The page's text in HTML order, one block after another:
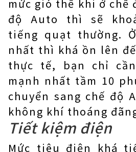
mức gió thể khi ở chế
độ Auto thì sẽ
tiếng quạt thường.
nhất thì khá ồn lên
thực tế, bạn chỉ
mạnh nhất tầm 10
chuyển sang chế độ
không khí thoáng
Tiết kiệm điện
Mức tiêu điện khá